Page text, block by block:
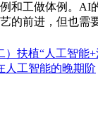
和工做体例。AI
的前进，但也需
）扶植“人工智能+
人工智能的晚期阶